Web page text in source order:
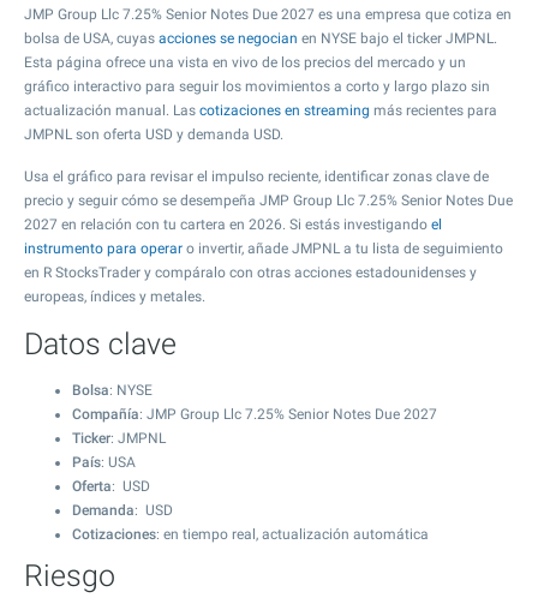
JMP Group Llc 7.25% Senior Notes Due 2027 es una empresa que cotiza en
bolsa de USA, cuyas acciones se negocian en NYSE bajo el ticker JMPNL.
Esta página ofrece una vista en vivo de los precios del mercado y un
gráfico interactivo para seguir los movimientos a corto y largo plazo sin
actualización manual. Las cotizaciones en streaming más recientes para
JMPNL son oferta USD y demanda USD.
Usa el gráfico para revisar el impulso reciente, identificar zonas clave de
precio y seguir cómo se desempeña JMP Group Llc 7.25% Senior Notes Due
2027 en relación con tu cartera en 2026. Si estás investigando el
instrumento para operar o invertir, añade JMPNL a tu lista de seguimiento
en R StocksTrader y compáralo con otras acciones estadounidenses y
europeas, índices y metales.
Datos clave
Bolsa: NYSE
Compañía: JMP Group Llc 7.25% Senior Notes Due 2027
Ticker: JMPNL
País: USA
Oferta: USD
Demanda: USD
Cotizaciones: en tiempo real, actualización automática
Riesgo